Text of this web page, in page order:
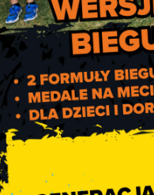
osób, które
.
94 osoby.